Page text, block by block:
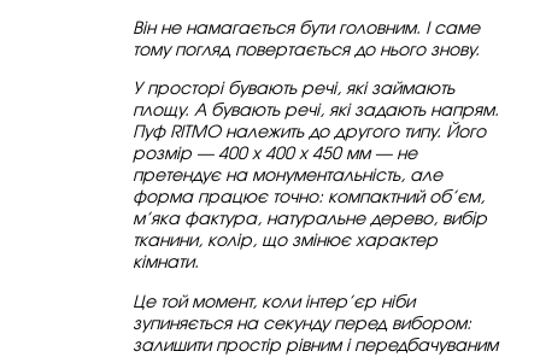
Він не намагається бути головним. І саме
тому погляд повертається до нього знову.
У просторі бувають речі, які займають
площу. А бувають речі, які задають напрям.
Пуф RITMO належить до другого типу. Його
розмір — 400 х 400 х 450 мм — не
претендує на монументальність, але
форма працює точно: компактний об’єм,
м’яка фактура, натуральне дерево, вибір
тканини, колір, що змінює характер
кімнати.
Це той момент, коли інтер’єр ніби
зупиняється на секунду перед вибором:
залишити простір рівним і передбачуваним